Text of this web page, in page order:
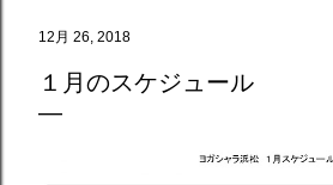
12月 26, 2018
１月のスケジュール